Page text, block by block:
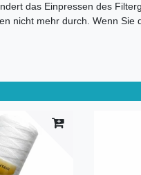
das Einpressen des
nicht mehr durch. Wenn Sie